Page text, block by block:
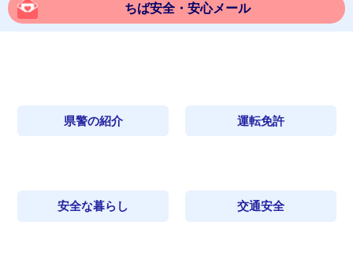
ちば安全・安心メール
県警の紹介 運転免許
安全な暮らし 交通安全